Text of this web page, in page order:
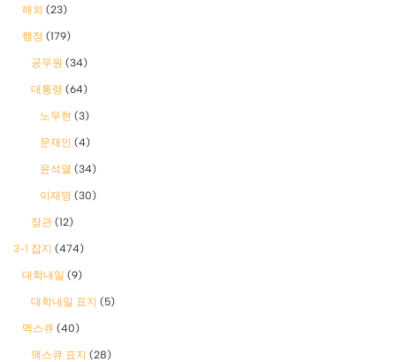
해외 (23)
행정 (179)
공무원 (34)
대통령 (64)
노무현 (3)
문재인 (4)
윤석열 (34)
이재명 (30)
장관 (12)
3-1 잡지 (474)
대학내일 (9)
대학내일 표지 (5)
맥스큐 (40)
맥스큐 표지 (28)